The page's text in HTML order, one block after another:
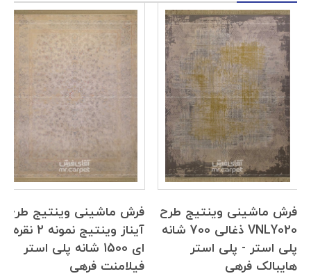
فرش ماشینی وینتیج طرح
VNLY020 ذغالی 700 شانه
پلی استر - پلی استر
هایبالک فرهی
فرش ماشینی وینتیج طرح
آیناز وینتیج نمونه 2 نقره
ای 1500 شانه پلی استر
فیلامنت فرهی